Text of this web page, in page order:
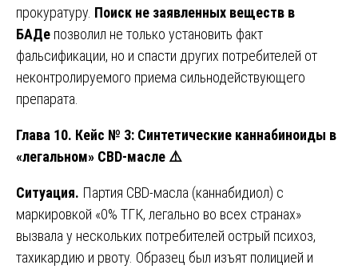
прокуратуру. Поиск не заявленных веществ в
БАДе позволил не только установить факт
фальсификации, но и спасти других потребителей от
неконтролируемого приема сильнодействующего
препарата.
Глава 10. Кейс № 3: Синтетические каннабиноиды в
«легальном» CBD-масле ⚠️
Ситуация. Партия CBD-масла (каннабидиол) с
маркировкой «0% ТГК, легально во всех странах»
вызвала у нескольких потребителей острый психоз,
тахикардию и рвоту. Образец был изъят полицией и